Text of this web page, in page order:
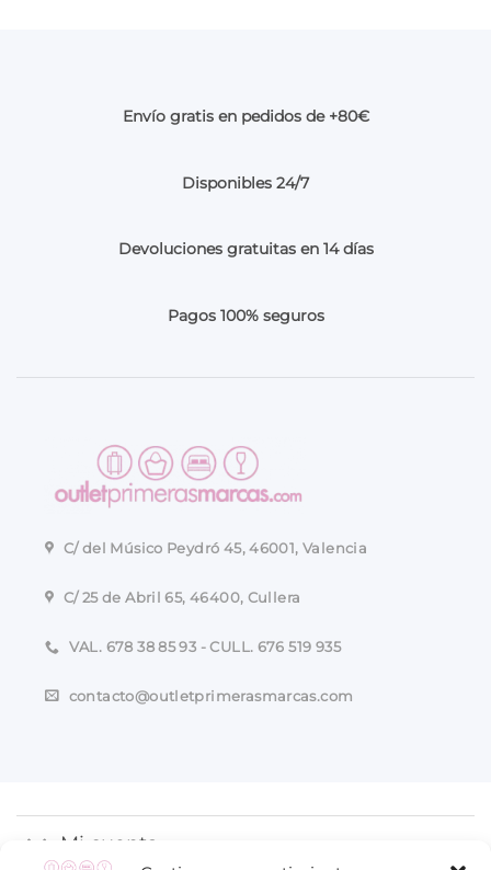
Envío gratis en pedidos de +80€
Disponibles 24/7
Devoluciones gratuitas en 14 días
Pagos 100% seguros
C/ del Músico Peydró 45, 46001, Valencia
C/ 25 de Abril 65, 46400, Cullera
VAL. 678 38 85 93 - CULL. 676 519 935
contacto@outletprimerasmarcas.com
Mi cuenta